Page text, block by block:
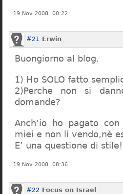
19 Nov 2008, 00:22
#21 Erwin
Buongiorno al blog.
1) Ho SOLO fatto
2)Perche non si
domande?
Anch’io ho pagato
miei e non li vendo,nè
E’ una questione di stile!
19 Nov 2008, 08:36
#22 Focus on Israel